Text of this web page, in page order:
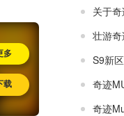
多
载
关于
壮游
S9新
奇迹
奇迹